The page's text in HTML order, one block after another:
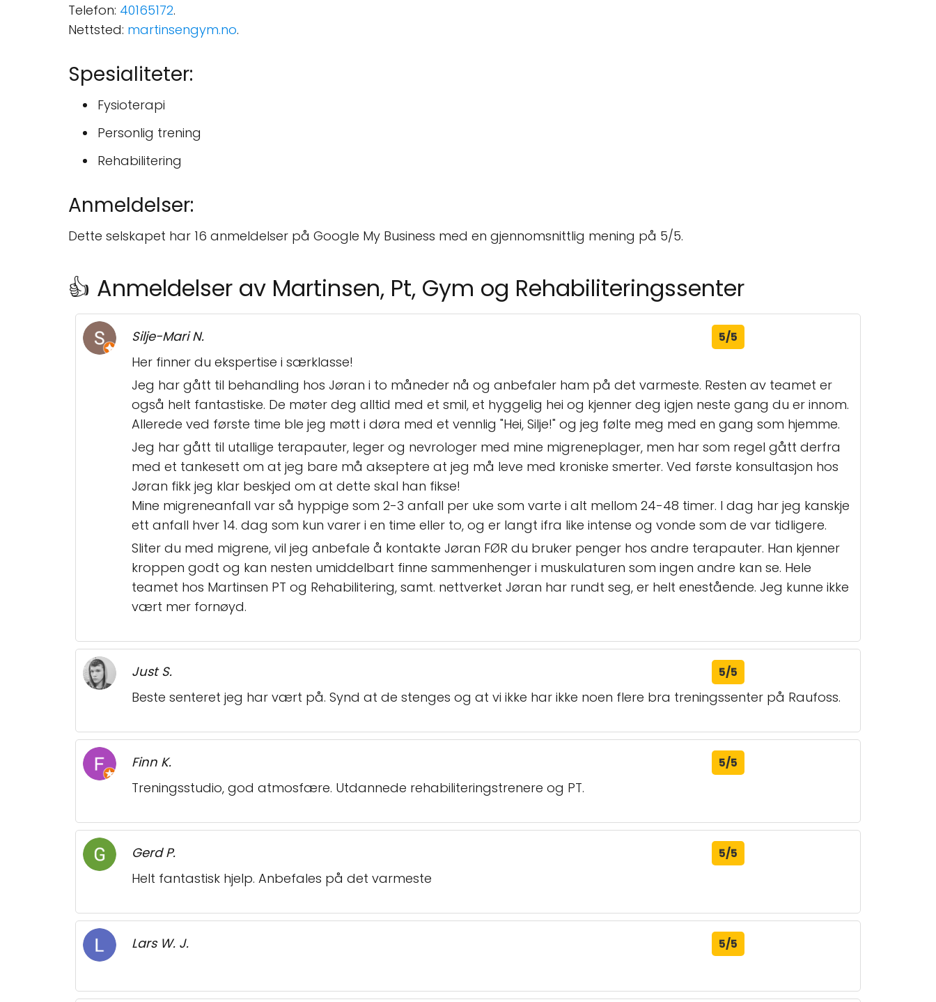
Telefon: 40165172.
Nettsted: martinsengym.no.
Spesialiteter:
Fysioterapi
Personlig trening
Rehabilitering
Anmeldelser:
Dette selskapet har 16 anmeldelser på Google My Business med en gjennomsnittlig mening på 5/5.
👍 Anmeldelser av Martinsen, Pt, Gym og Rehabiliteringssenter
Silje-Mari N. 5/5
Her finner du ekspertise i særklasse!
Jeg har gått til behandling hos Jøran i to måneder nå og anbefaler ham på det varmeste. Resten av teamet er
også helt fantastiske. De møter deg alltid med et smil, et hyggelig hei og kjenner deg igjen neste gang du er innom.
Allerede ved første time ble jeg møtt i døra med et vennlig "Hei, Silje!" og jeg følte meg med en gang som hjemme.
Jeg har gått til utallige terapauter, leger og nevrologer med mine migreneplager, men har som regel gått derfra
med et tankesett om at jeg bare må akseptere at jeg må leve med kroniske smerter. Ved første konsultasjon hos
Jøran fikk jeg klar beskjed om at dette skal han fikse!
Mine migreneanfall var så hyppige som 2-3 anfall per uke som varte i alt mellom 24-48 timer. I dag har jeg kanskje
ett anfall hver 14. dag som kun varer i en time eller to, og er langt ifra like intense og vonde som de var tidligere.
Sliter du med migrene, vil jeg anbefale å kontakte Jøran FØR du bruker penger hos andre terapauter. Han kjenner
kroppen godt og kan nesten umiddelbart finne sammenhenger i muskulaturen som ingen andre kan se. Hele
teamet hos Martinsen PT og Rehabilitering, samt. nettverket Jøran har rundt seg, er helt enestående. Jeg kunne ikke
vært mer fornøyd.
Just S. 5/5
Beste senteret jeg har vært på. Synd at de stenges og at vi ikke har ikke noen flere bra treningssenter på Raufoss.
Finn K. 5/5
Treningsstudio, god atmosfære. Utdannede rehabiliteringstrenere og PT.
Gerd P. 5/5
Helt fantastisk hjelp. Anbefales på det varmeste
Lars W. J. 5/5